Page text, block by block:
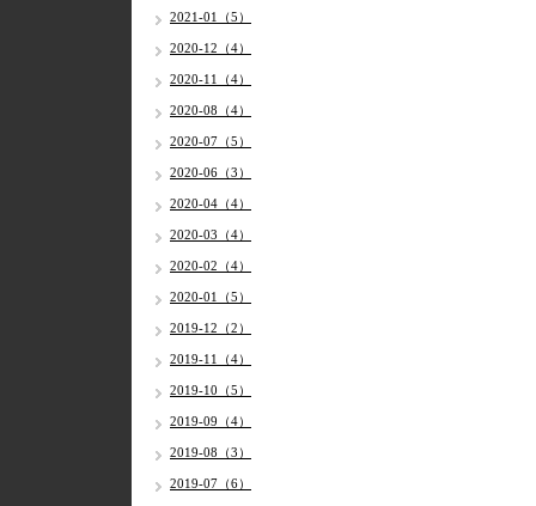
2021-01（5）
2020-12（4）
2020-11（4）
2020-08（4）
2020-07（5）
2020-06（3）
2020-04（4）
2020-03（4）
2020-02（4）
2020-01（5）
2019-12（2）
2019-11（4）
2019-10（5）
2019-09（4）
2019-08（3）
2019-07（6）